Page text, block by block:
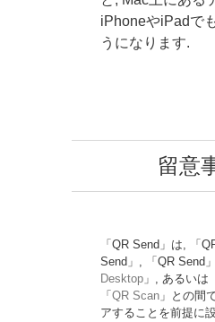
iPhoneやiPadで
うになります.
留意
「QR Send」は, 「
Send」, 「QR Send
Desktop 」, あるいは
「 QR Scan 」との間
アすることを前提に